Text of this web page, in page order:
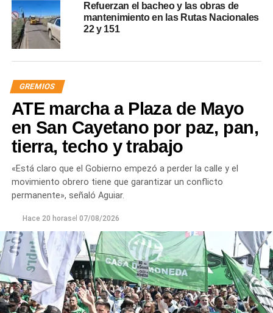
Refuerzan el bacheo y las obras de
mantenimiento en las Rutas Nacionales
22 y 151
GREMIOS
ATE marcha a Plaza de Mayo
en San Cayetano por paz, pan,
tierra, techo y trabajo
«Está claro que el Gobierno empezó a perder la calle y el
movimiento obrero tiene que garantizar un conflicto
permanente», señaló Aguiar.
Hace 20 horasel 07/08/2026